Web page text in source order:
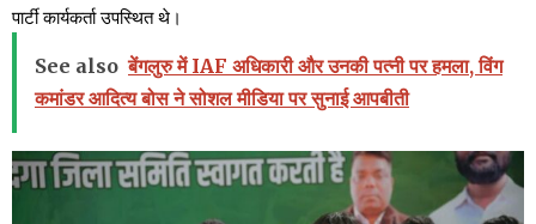
पार्टी कार्यकर्ता उपस्थित थे।
See also बेंगलुरु में IAF अधिकारी और उनकी पत्नी पर हमला, विंग
कमांडर आदित्य बोस ने सोशल मीडिया पर सुनाई आपबीती